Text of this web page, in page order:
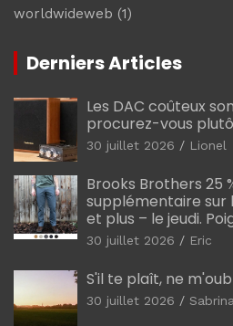
worldwideweb (1)
Derniers Articles
Les DAC coûteux
procurez-vous
30 juillet 2026 Lionel
Brooks Brothers 25
supplémentaire sur
et plus – le jeudi.
30 juillet 2026 Eric
S'il te plaît, ne
30 juillet 2026 Sabrina